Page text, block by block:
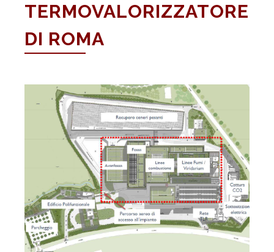
TERMOVALORIZZATORE
DI ROMA